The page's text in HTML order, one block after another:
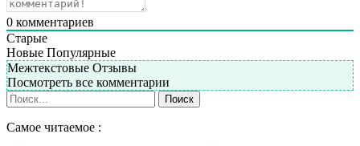
0 комментариев
Старые
Новые Популярные
Межтекстовые Отзывы
Посмотреть все комментарии
Самое читаемое :